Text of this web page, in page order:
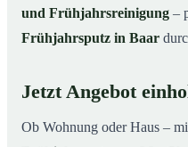
und Frühjahrsreinigung –
Frühjahrsputz in Baar
Jetzt Angebot
Ob Wohnung oder Haus –